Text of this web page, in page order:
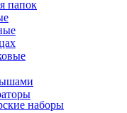
папок
наборы